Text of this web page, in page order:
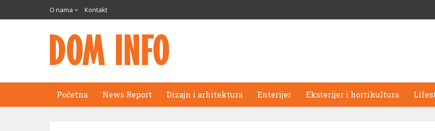
O nama Kontakt
Početna News Report Dizajn i arhitektura Enterijer Eksterijer i hortikultura